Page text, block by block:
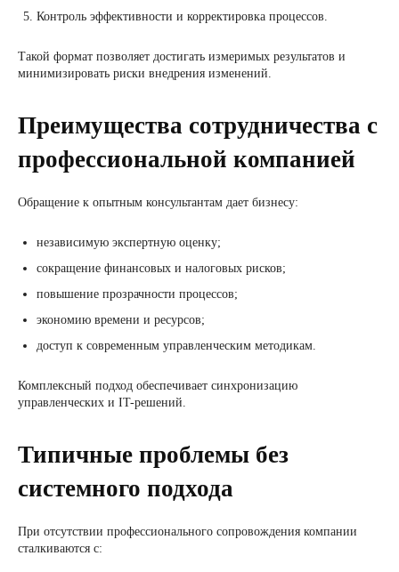
Контроль эффективности и корректировка процессов.
Такой формат позволяет достигать измеримых результатов и
минимизировать риски внедрения изменений.
Преимущества сотрудничества с
профессиональной компанией
Обращение к опытным консультантам дает бизнесу:
независимую экспертную оценку;
сокращение финансовых и налоговых рисков;
повышение прозрачности процессов;
экономию времени и ресурсов;
доступ к современным управленческим методикам.
Комплексный подход обеспечивает синхронизацию
управленческих и IT-решений.
Типичные проблемы без
системного подхода
При отсутствии профессионального сопровождения компании
сталкиваются с: